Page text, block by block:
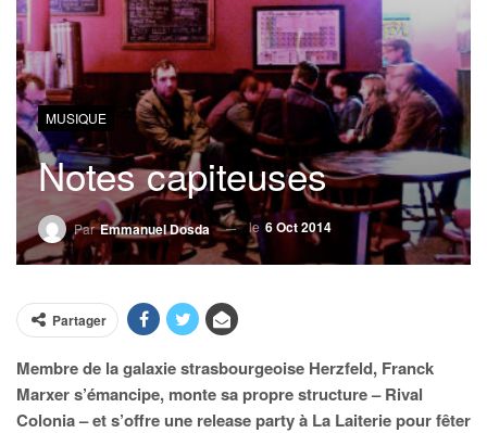
MUSIQUE
Notes capiteuses
ParEmmanuel Dosda le 6 Oct 2014
Partager
Membre de la galaxie strasbourgeoise Herzfeld, Franck
Marxer s’émancipe, monte sa propre structure – Rival
Colonia – et s’offre une release party à La Laiterie pour fêter